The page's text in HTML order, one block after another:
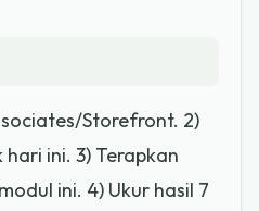
Storefront. 2)
ini. 3) Terapkan
ini. 4) Ukur hasil 7